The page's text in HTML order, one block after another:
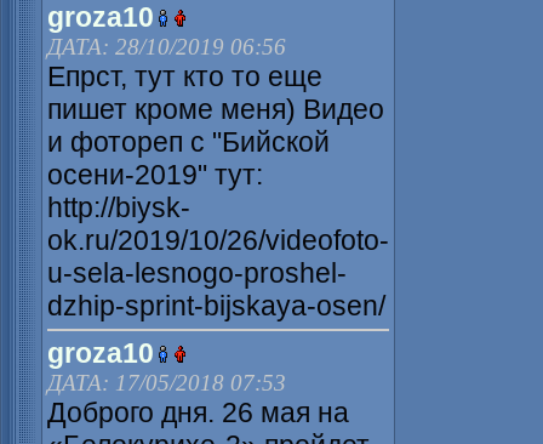
groza10
ДАТА: 28/10/2019 06:56
Епрст, тут кто то еще
пишет кроме меня) Видео
и фотореп с "Бийской
осени-2019" тут:
http://biysk-
ok.ru/2019/10/26/videofoto-
u-sela-lesnogo-proshel-
dzhip-sprint-bijskaya-osen/
groza10
ДАТА: 17/05/2018 07:53
Доброго дня. 26 мая на